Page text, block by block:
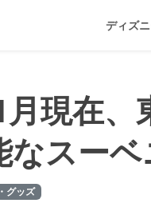
ディズ
現在、
なスー
グッズ